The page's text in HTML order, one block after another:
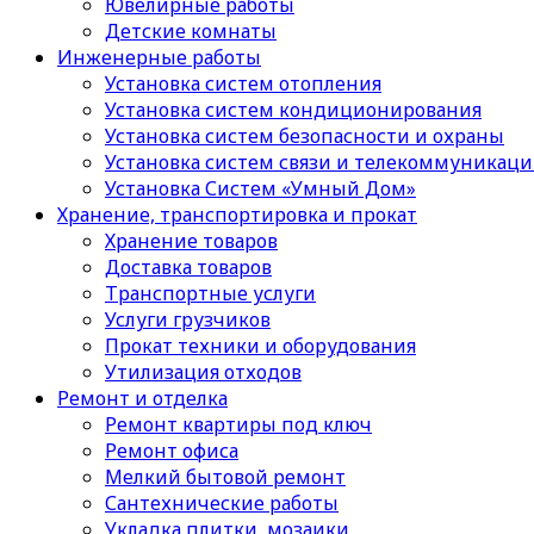
Детские комнаты
Инженерные работы
Установка систем отопления
Установка систем кондиционирования
Установка систем безопасности и охраны
Установка систем связи и
Установка Систем «Умный Дом»
Хранение, транспортировка и прокат
Хранение товаров
Доставка товаров
Транспортные услуги
Услуги грузчиков
Прокат техники и оборудования
Утилизация отходов
Ремонт и отделка
Ремонт квартиры под ключ
Ремонт офиса
Мелкий бытовой ремонт
Сантехнические работы